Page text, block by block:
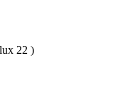
22 )